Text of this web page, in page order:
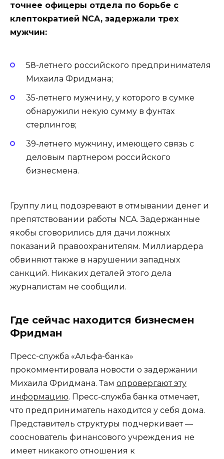
точнее офицеры отдела по борьбе с
клептократией NCA, задержали трех
мужчин:
58-летнего российского предпринимателя
Михаила Фридмана;
35-летнего мужчину, у которого в сумке
обнаружили некую сумму в фунтах
стерлингов;
39-летнего мужчину, имеющего связь с
деловым партнером российского
бизнесмена.
Группу лиц подозревают в отмывании денег и
препятствовании работы NCA. Задержанные
якобы сговорились для дачи ложных
показаний правоохранителям. Миллиардера
обвиняют также в нарушении западных
санкций. Никаких деталей этого дела
журналистам не сообщили.
Где сейчас находится бизнесмен
Фридман
Пресс-служба «Альфа-банка»
прокомментировала новости о задержании
Михаила Фридмана. Там опровергают эту
информацию. Пресс-служба банка отмечает,
что предприниматель находится у себя дома.
Представитель структуры подчеркивает ―
сооснователь финансового учреждения не
имеет никакого отношения к